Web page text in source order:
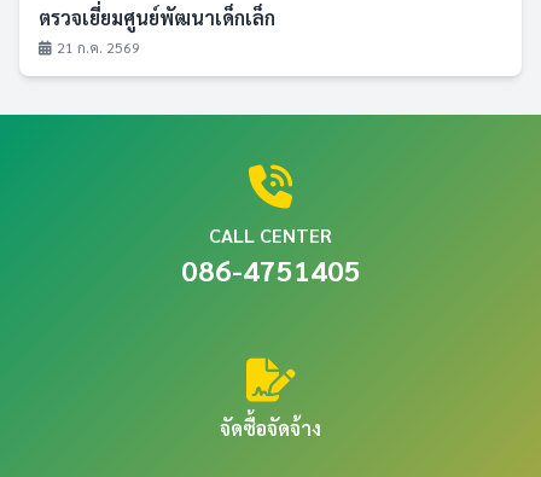
ตรวจเยี่ยมศูนย์พัฒนาเด็กเล็ก
21 ก.ค. 2569
CALL CENTER
086-4751405
จัดซื้อจัดจ้าง